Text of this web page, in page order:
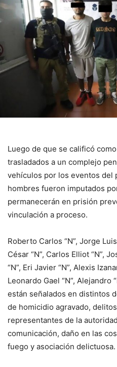
Luego de que se calificó
trasladados a un complejo
vehículos por los eventos del
hombres fueron imputados
permanecerán en prisión
vinculación a proceso.
Roberto Carlos “N”, Jorge
César “N”, Carlos Elliot “N”,
“N”, Eri Javier “N”, Alexis
Leonardo Gael “N”, Alejandro
están señalados en distintos
de homicidio agravado,
representantes de la
comunicación, daño en las
fuego y asociación delictuosa.